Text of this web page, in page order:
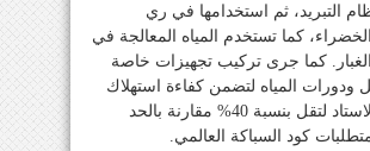
التبريد، ثم استخدامها في ري
كما تستخدم المياه المعالجة في
كما جرى تركيب تجهيزات خاصة
ودورات المياه لتضمن كفاءة استهلاك
المياه في الاستاد لتقل بنسبة 40% مقارنة بالحد
كود السباكة العالمي.